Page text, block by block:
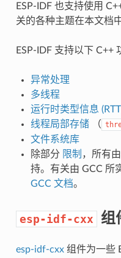
ESP-IDF 也支持使用
关的各种主题在本文档
ESP-IDF 支持以下 C++
异常处理
多线程
运行时类型信息
线程局部存储（
文件系统库
除部分 限制 ，所有
持。有关由 GCC 所
GCC 文档。
esp-idf-cxx 组
esp-idf-cxx组件为一些